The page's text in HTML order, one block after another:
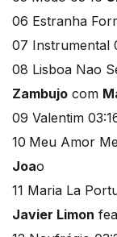
06 Estranha
07 Instrumental
08 Lisboa Nao
Zambujo com
09 Valentim
10 Meu Amor
Joao
11 Maria La
Javier Limon